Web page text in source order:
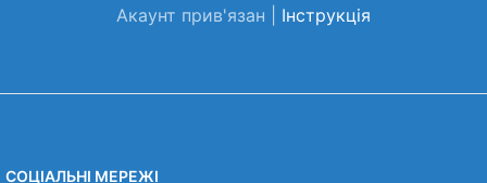
Акаунт прив'язан | Інструкція
СОЦІАЛЬНІ МЕРЕЖІ